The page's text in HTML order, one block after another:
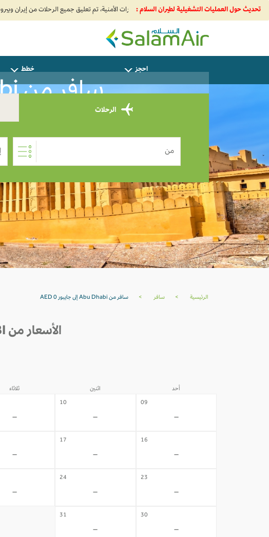
تحديث حول العمليات التشغيلية لطيران السلام :
SalamAir
احجز خطط
سافر من Abu Dhabi إلى جايبور AED 0
الرحلات
من
الرئيسية > سافر > سافر من Abu Dhabi إلى جايبور AED 0
الأسعار من ABU DHABI إلى جايبور خلال 30 يوم القادمة
أحد اثنين ثلاثاء
09
-
10
-
-
16
-
17
-
-
23
-
24
-
-
30
-
31
-